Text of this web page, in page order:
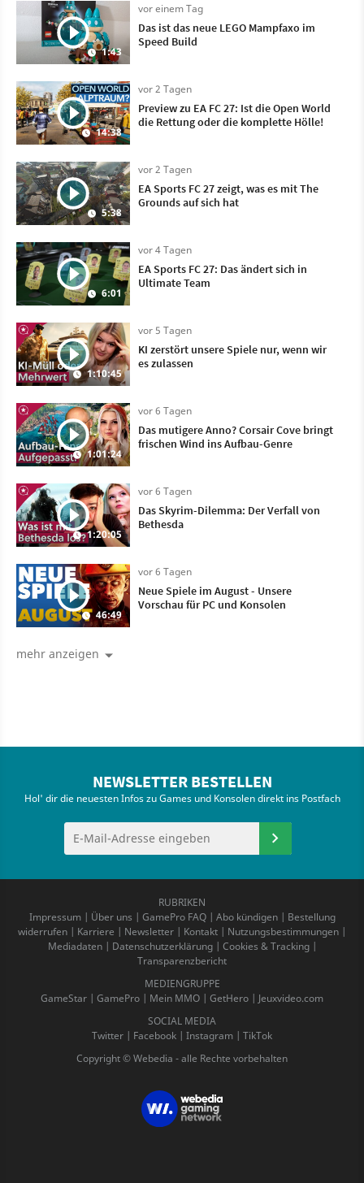
1:43
vor einem Tag
Das ist das neue LEGO Mampfaxo im
Speed Build
14:38
vor 2 Tagen
Preview zu EA FC 27: Ist die Open World
die Rettung oder die komplette Hölle!
5:38
vor 2 Tagen
EA Sports FC 27 zeigt, was es mit The
Grounds auf sich hat
6:01
vor 4 Tagen
EA Sports FC 27: Das ändert sich in
Ultimate Team
1:10:45
vor 5 Tagen
KI zerstört unsere Spiele nur, wenn wir
es zulassen
1:01:24
vor 6 Tagen
Das mutigere Anno? Corsair Cove bringt
frischen Wind ins Aufbau-Genre
1:20:05
vor 6 Tagen
Das Skyrim-Dilemma: Der Verfall von
Bethesda
46:49
vor 6 Tagen
Neue Spiele im August - Unsere
Vorschau für PC und Konsolen
mehr anzeigen
NEWSLETTER BESTELLEN
Hol' dir die neuesten Infos zu Games und Konsolen direkt ins Postfach
RUBRIKEN
Impressum| Über uns | GamePro FAQ| Abo kündigen| Bestellung
widerrufen | Karriere | Newsletter | Kontakt | Nutzungsbestimmungen |
Mediadaten| Datenschutzerklärung| Cookies & Tracking|
Transparenzbericht
MEDIENGRUPPE
GameStar | GamePro | Mein MMO | GetHero | Jeuxvideo.com
SOCIAL MEDIA
Twitter | Facebook | Instagram | TikTok
Copyright © Webedia - alle Rechte vorbehalten